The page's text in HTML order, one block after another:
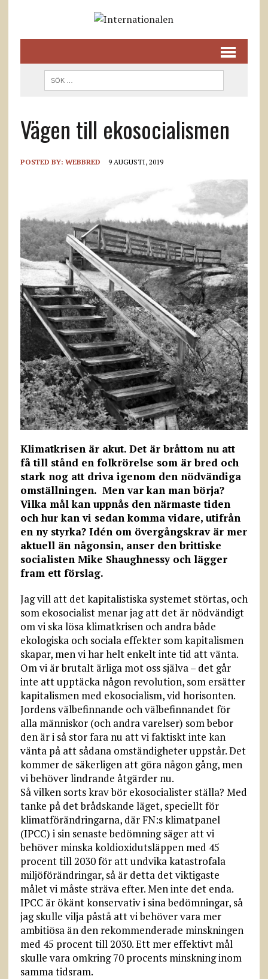
Vägen till ekosocialismen
POSTED BY: WEBBRED 9 AUGUSTI, 2019
Klimatkrisen är akut. Det är bråttom nu att
få till stånd en folkrörelse som är bred och
stark nog att driva igenom den nödvändiga
omställningen. Men var kan man börja?
Vilka mål kan uppnås den närmaste tiden
och hur kan vi sedan komma vidare, utifrån
en ny styrka? Idén om övergångskrav är mer
aktuell än någonsin, anser den brittiske
socialisten Mike Shaughnessy och lägger
fram ett förslag.
Jag vill att det kapitalistiska systemet störtas, och
som ekosocialist menar jag att det är nödvändigt
om vi ska lösa klimatkrisen och andra både
ekologiska och sociala effekter som kapitalismen
skapar, men vi har helt enkelt inte tid att vänta.
Om vi är brutalt ärliga mot oss själva – det går
inte att upptäcka någon revolution, som ersätter
kapitalismen med ekosocialism, vid horisonten.
Jordens välbefinnande och välbefinnandet för
alla människor (och andra varelser) som bebor
den är i så stor fara nu att vi faktiskt inte kan
vänta på att sådana omständigheter uppstår. Det
kommer de säkerligen att göra någon gång, men
vi behöver lindrande åtgärder nu.
Så vilken sorts krav bör ekosocialister ställa? Med
tanke på det brådskande läget, speciellt för
klimatförändringarna, där FN:s klimatpanel
(IPCC) i sin senaste bedömning säger att vi
behöver minska koldioxidutsläppen med 45
procent till 2030 för att undvika katastrofala
miljöförändringar, så är detta det viktigaste
målet vi måste sträva efter. Men inte det enda.
IPCC är ökänt konservativ i sina bedömningar, så
jag skulle vilja påstå att vi behöver vara mer
ambitiösa än den rekommenderade minskningen
med 45 procent till 2030. Ett mer effektivt mål
skulle vara omkring 70 procents minskning inom
samma tidsram.